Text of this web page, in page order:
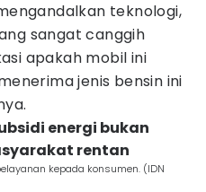
teknologi,
sangat canggih
apakah mobil ini
jenis bensin ini
energi bukan
rentan
kepada konsumen. (IDN